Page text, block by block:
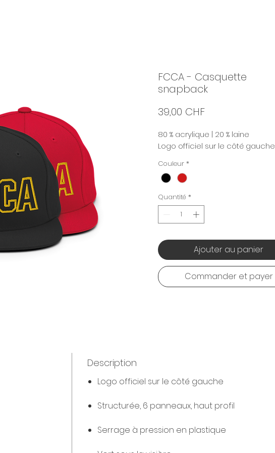
FCCA - Casquette
snapback
39,00 CHFPrix
80 % acrylique | 20 % laine
Logo officiel sur le côté gauche
Couleur *
Quantité *
Ajouter au panier
Commander et payer
Description
Logo officiel sur le côté gauche
Structurée, 6 panneaux, haut profil
Serrage à pression en plastique